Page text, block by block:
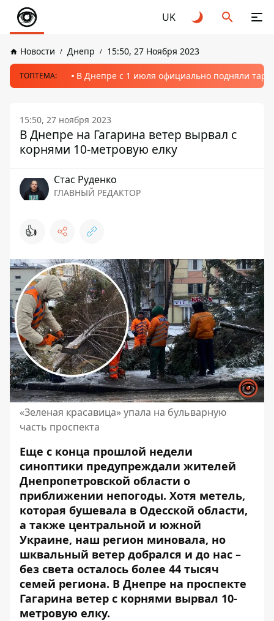
UK
Новости Днепр 15:50, 27 Ноября 2023
ТОПТЕМА: В Днепре с 1 июля официально подняли
15:50, 27 ноября 2023
В Днепре на Гагарина ветер вырвал с
корнями 10-метровую елку
Стаc Руденко
ГЛАВНЫЙ РЕДАКТОР
👍
«Зеленая красавица» упала на бульварную
часть проспекта
Еще с конца прошлой недели
синоптики предупреждали жителей
Днепропетровской области о
приближении непогоды. Хотя метель,
которая бушевала в Одесской области,
а также центральной и южной
Украине, наш регион миновала, но
шквальный ветер добрался и до нас –
без света осталось более 44 тысяч
семей региона. В Днепре на проспекте
Гагарина ветер с корнями вырвал 10-
метровую елку.